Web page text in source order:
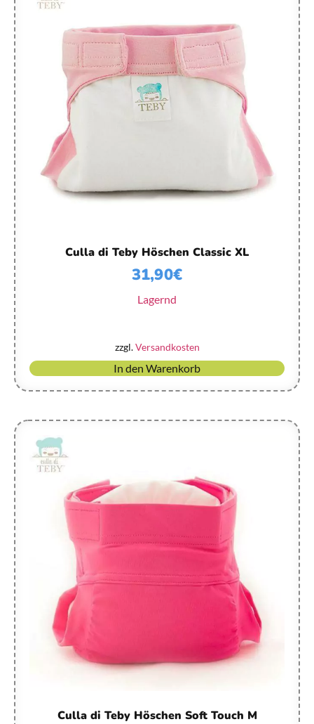
Culla di Teby Höschen Classic XL
31,90€
Lagernd
zzgl.Versandkosten
In den Warenkorb
Culla di Teby Höschen Soft Touch M